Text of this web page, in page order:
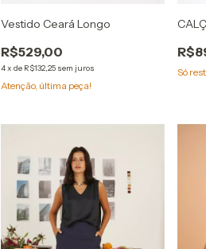
Vestido Ceará Longo
R$529,00
4x de R$132,25 sem juros
Atenção, última peça!
Só